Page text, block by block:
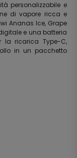
personalizzabile e
di vapore ricca e
Ananas Ice, Grape
e una batteria
la ricarica Type-C,
in un pacchetto